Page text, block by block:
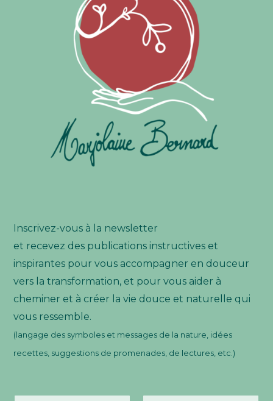
Inscrivez-vous à la newsletter
et recevez des publications instructives et
inspirantes pour vous accompagner en douceur
vers la transformation, et pour vous aider à
cheminer et à créer la vie douce et naturelle qui
vous ressemble.
(langage des symboles et messages de la nature, idées
recettes, suggestions de promenades, de lectures, etc.)